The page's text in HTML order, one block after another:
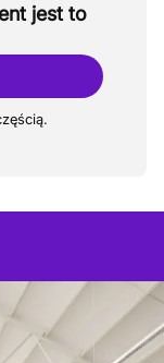
jest to